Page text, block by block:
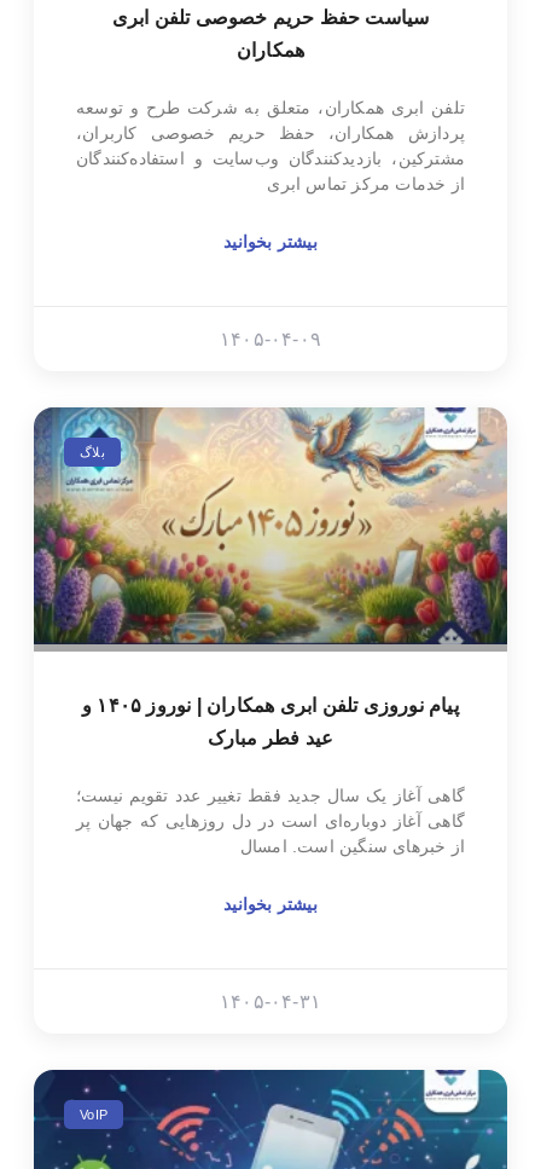
سیاست حفظ حریم خصوصی تلفن ابری
همکاران
تلفن ابری همکاران، متعلق به شرکت طرح و توسعه
پردازش همکاران، حفظ حریم خصوصی کاربران،
مشترکین، بازدیدکنندگان وب‌سایت و استفاده‌کنندگان
از خدمات مرکز تماس ابری
بیشتر بخوانید
۱۴۰۵-۰۴-۰۹
بلاگ
پیام نوروزی تلفن ابری همکاران | نوروز ۱۴۰۵ و
عید فطر مبارک
گاهی آغاز یک سال جدید فقط تغییر عدد تقویم نیست؛
گاهی آغاز دوباره‌ای است در دل روزهایی که جهان پر
از خبرهای سنگین است. امسال
بیشتر بخوانید
۱۴۰۵-۰۴-۳۱
VoIP